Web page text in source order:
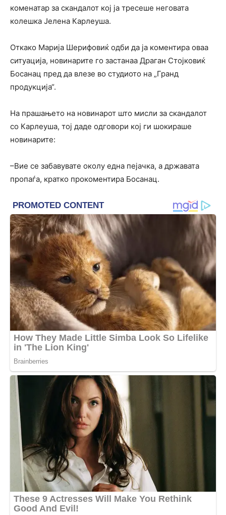
коменатар за скандалот кој ја тресеше неговата
колешка Јелена Карлеуша.
Откако Марија Шерифовиќ одби да ја коментира оваа
ситуација, новинарите го застанаа Драган Стојковиќ
Босанац пред да влезе во студиото на „Гранд
продукција“.
На прашањето на новинарот што мисли за скандалот
со Карлеуша, тој даде одговори кој ги шокираше
новинарите:
–Вие се забавувате околу една пејачка, а државата
пропаѓа, кратко прокоментира Босанац.